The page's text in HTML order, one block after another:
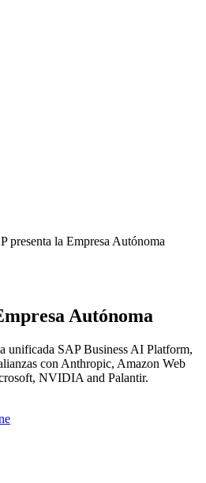
presenta la Empresa Autónoma
Autónoma
unificada SAP Business AI Platform,
con Anthropic, Amazon Web
NVIDIA and Palantir.